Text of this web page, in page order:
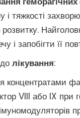
і тяжкості
розвитку.
і запобігти її
лікування:
концентратами
VIII або IX при